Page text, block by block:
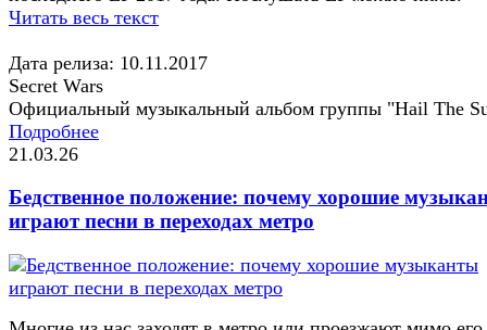
Читать весь текст
Дата релиза: 10.11.2017
Secret Wars
Официальный музыкальный альбом группы "Hail The
Подробнее
21.03.26
Бедственное положение: почему хорошие
играют песни в переходах метро